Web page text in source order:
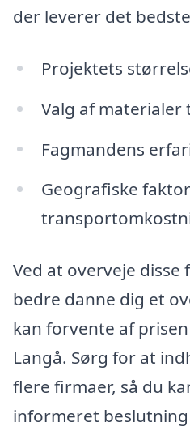
der leverer det
Projektets
Valg af
Fagmandens
Geografiske
Ved at overveje disse
bedre danne dig et
kan forvente af
Langå. Sørg for at
flere firmaer, så du
informeret